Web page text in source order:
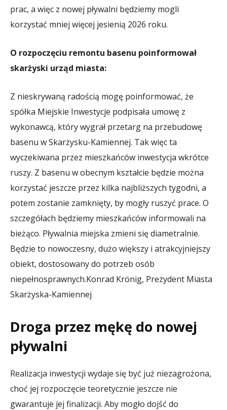
prac, a więc z nowej pływalni będziemy mogli
korzystać mniej więcej jesienią 2026 roku.
O rozpoczęciu remontu basenu poinformował
skarżyski urząd miasta:
Z nieskrywaną radością mogę poinformować, że
spółka Miejskie Inwestycje podpisała umowę z
wykonawcą, który wygrał przetarg na przebudowę
basenu w Skarżysku-Kamiennej. Tak więc ta
wyczekiwana przez mieszkańców inwestycja wkrótce
ruszy. Z basenu w obecnym kształcie będzie można
korzystać jeszcze przez kilka najbliższych tygodni, a
potem zostanie zamknięty, by mogły ruszyć prace. O
szczegółach będziemy mieszkańców informowali na
bieżąco. Pływalnia miejska zmieni się diametralnie.
Będzie to nowoczesny, dużo większy i atrakcyjniejszy
obiekt, dostosowany do potrzeb osób
niepełnosprawnych.Konrad Krönig, Prezydent Miasta
Skarżyska-Kamiennej
Droga przez mękę do nowej
pływalni
Realizacja inwestycji wydaje się być już niezagrożona,
choć jej rozpoczęcie teoretycznie jeszcze nie
gwarantuje jej finalizacji. Aby mogło dojść do